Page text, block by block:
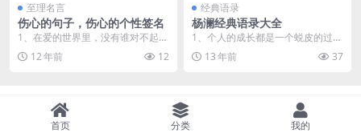
至理名言
伤心的句子，伤心的个性签名
1、在爱的世界里，没有谁对不起
谁，只有谁不懂得珍惜谁！ 2、终
于握...12 年前 12
经典语录
杨澜经典语录大全
1、个人的成长都是一个蜕皮的过
程，你要蜕一层皮才能有一个新
生，而这个过程中往往伴...
13 年前 37
语录集
每一句话，都应该沉思。
首页
分类 我的